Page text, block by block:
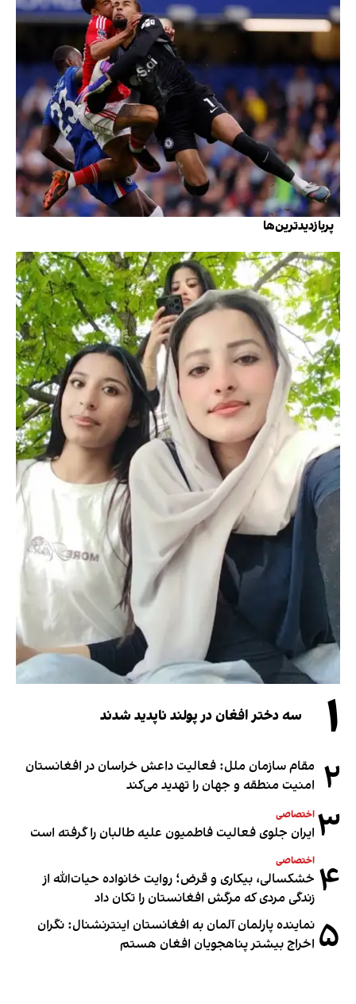
پربازدیدترین‌ها
۱ سه دختر افغان در پولند ناپدید شدند
۲ مقام سازمان ملل: فعالیت داعش خراسان در افغانستان
امنیت منطقه و جهان را تهدید می‌کند
۳ اختصاصی
ایران جلوی فعالیت فاطمیون علیه طالبان را گرفته است
۴ اختصاصی
خشکسالی، بیکاری و قرض؛ روایت خانواده حیات‌الله از
زندگی مردی که مرگش افغانستان را تکان داد
۵ نماینده پارلمان آلمان به افغانستان اینترنشنال: نگران
اخراج بیشتر پناهجویان افغان هستم